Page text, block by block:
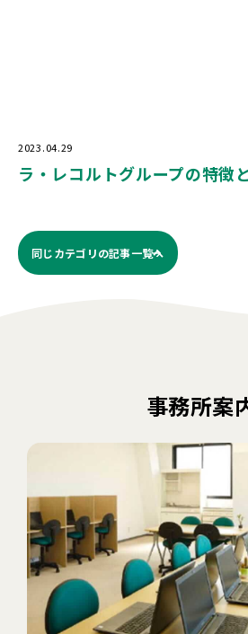
2023.04.29
ラ・レコルトグループの特徴
同じカテゴリの記事⼀覧へ
事務所案